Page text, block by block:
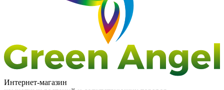
Интернет-магазин